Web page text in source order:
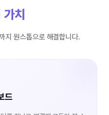
치
지 원스톱으로 해결합니다.
드